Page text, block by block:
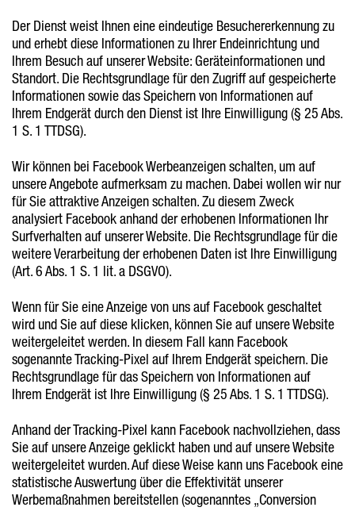
Der Dienst weist Ihnen eine eindeutige Besuchererkennung zu
und erhebt diese Informationen zu Ihrer Endeinrichtung und
Ihrem Besuch auf unserer Website: Geräteinformationen und
Standort. Die Rechtsgrundlage für den Zugriff auf gespeicherte
Informationen sowie das Speichern von Informationen auf
Ihrem Endgerät durch den Dienst ist Ihre Einwilligung (§ 25 Abs.
1 S. 1 TTDSG).
Wir können bei Facebook Werbeanzeigen schalten, um auf
unsere Angebote aufmerksam zu machen. Dabei wollen wir nur
für Sie attraktive Anzeigen schalten. Zu diesem Zweck
analysiert Facebook anhand der erhobenen Informationen Ihr
Surfverhalten auf unserer Website. Die Rechtsgrundlage für die
weitere Verarbeitung der erhobenen Daten ist Ihre Einwilligung
(Art. 6 Abs. 1 S. 1 lit. a DSGVO).
Wenn für Sie eine Anzeige von uns auf Facebook geschaltet
wird und Sie auf diese klicken, können Sie auf unsere Website
weitergeleitet werden. In diesem Fall kann Facebook
sogenannte Tracking-Pixel auf Ihrem Endgerät speichern. Die
Rechtsgrundlage für das Speichern von Informationen auf
Ihrem Endgerät ist Ihre Einwilligung (§ 25 Abs. 1 S. 1 TTDSG).
Anhand der Tracking-Pixel kann Facebook nachvollziehen, dass
Sie auf unsere Anzeige geklickt haben und auf unsere Website
weitergeleitet wurden. Auf diese Weise kann uns Facebook eine
statistische Auswertung über die Effektivität unserer
Werbemaßnahmen bereitstellen (sogenanntes „Conversion